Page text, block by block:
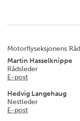
Motorflyseksjonens
Martin Hasselknippe
Rådsleder
E-post
Hedvig Langehaug
Nestleder
E-post